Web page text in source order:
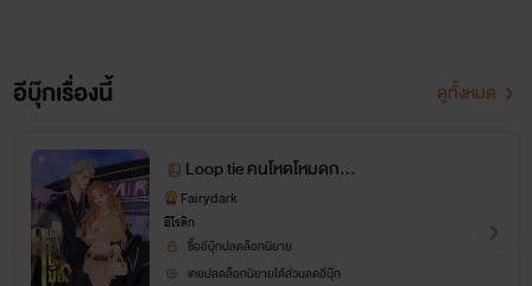
อีบุ๊กเรื่องนี้ ดูทั้งหมด
Loop tie คนโหดโหมดกลัว
เมีย (จากัวร์ นีน่า)
Fairydark
อีโรติก
ซื้ออีบุ๊กปลดล็อกนิยาย
เคยปลดล็อกนิยายได้ส่วนลดอีบุ๊ก